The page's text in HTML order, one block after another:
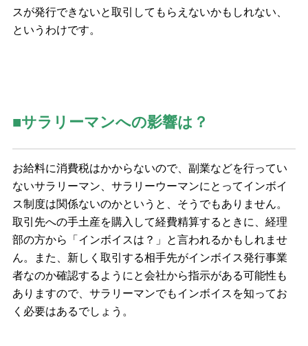
スが発行できないと取引してもらえないかもしれない、
というわけです。
■サラリーマンへの影響は？
お給料に消費税はかからないので、副業などを行ってい
ないサラリーマン、サラリーウーマンにとってインボイ
ス制度は関係ないのかというと、そうでもありません。
取引先への手土産を購入して経費精算するときに、経理
部の方から「インボイスは？」と言われるかもしれませ
ん。また、新しく取引する相手先がインボイス発行事業
者なのか確認するようにと会社から指示がある可能性も
ありますので、サラリーマンでもインボイスを知ってお
く必要はあるでしょう。